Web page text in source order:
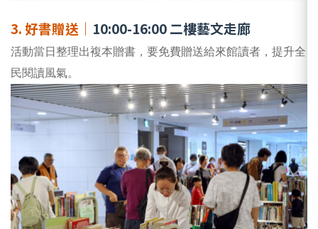
3. 好書贈送｜ 10:00-16:00 二樓藝文走廊
活動當日整理出複本贈書，要免費贈送給來館讀者，提升全
民閱讀風氣。